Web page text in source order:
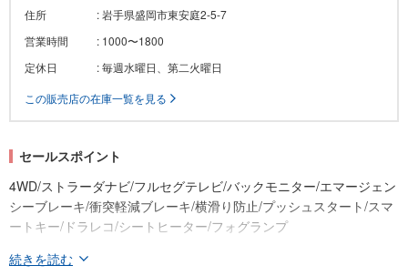
住所
: 岩手県盛岡市東安庭2-5-7
営業時間
: 1000〜1800
定休日
: 毎週水曜日、第二火曜日
この販売店の在庫一覧を見る
セールスポイント
4WD/ストラーダナビ/フルセグテレビ/バックモニター/エマージェン
シーブレーキ/衝突軽減ブレーキ/横滑り防止/プッシュスタート/スマ
ートキー/ドラレコ/シートヒーター/フォグランプ
続きを読む